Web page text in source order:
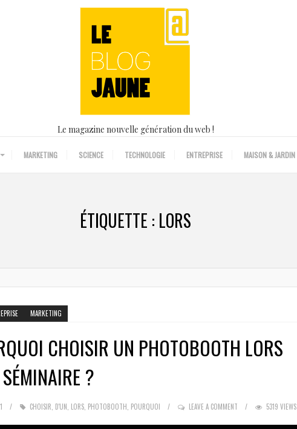
Le magazine nouvelle génération du web !
MARKETING SCIENCE TECHNOLOGIE ENTREPRISE MAISON & JARDIN
ÉTIQUETTE : LORS
MARKETING
CHOISIR UN PHOTOBOOTH LORS
SÉMINAIRE ?
CHOISIR D'UN LORS, PHOTOBOOTH POURQUOI LEAVE A COMMENT 5319 VIEWS